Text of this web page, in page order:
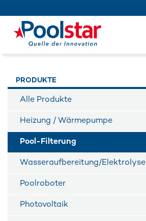
PRODUKTE
Alle Produkte
Heizung / Wärmepumpe
Pool-Filterung
Wasseraufbereitung/Elektrolyse
Poolroboter
Photovoltaik